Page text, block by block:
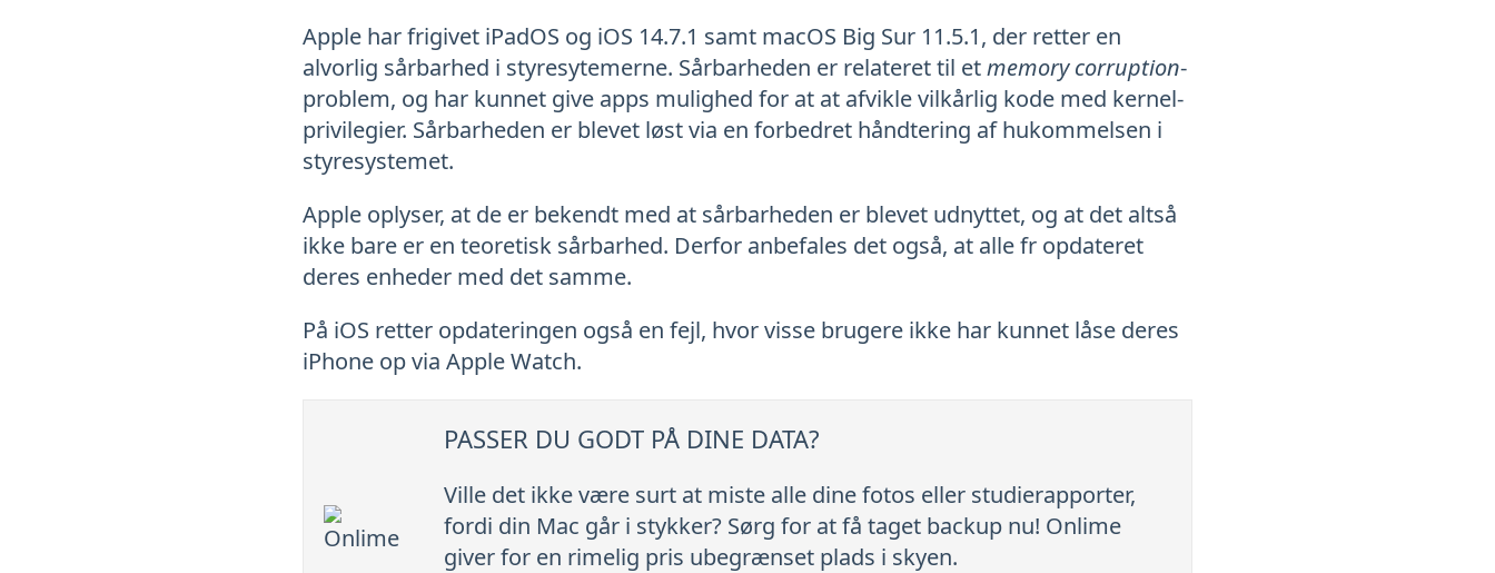
Apple har frigivet iPadOS og iOS 14.7.1 samt macOS Big Sur 11.5.1, der retter en
alvorlig sårbarhed i styresytemerne. Sårbarheden er relateret til etmemory corruption-
problem, og har kunnet give apps mulighed for at at afvikle vilkårlig kode med kernel-
privilegier. Sårbarheden er blevet løst via en forbedret håndtering af hukommelsen i
styresystemet.
Apple oplyser, at de er bekendt med at sårbarheden er blevet udnyttet, og at det altså
ikke bare er en teoretisk sårbarhed. Derfor anbefales det også, at alle fr opdateret
deres enheder med det samme.
På iOS retter opdateringen også en fejl, hvor visse brugere ikke har kunnet låse deres
iPhone op via Apple Watch.
PASSER DU GODT PÅ DINE DATA?
Ville det ikke være surt at miste alle dine fotos eller studierapporter,
fordi din Mac går i stykker? Sørg for at få taget backup nu! Onlime
giver for en rimelig pris ubegrænset plads i skyen.